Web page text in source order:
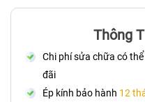
Thông
Chi phí sửa chữa có
đãi
Ép kính bảo hành 12